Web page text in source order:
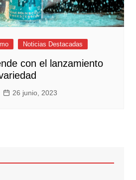
Noticias Destacadas
con el lanzamiento
26 junio, 2023